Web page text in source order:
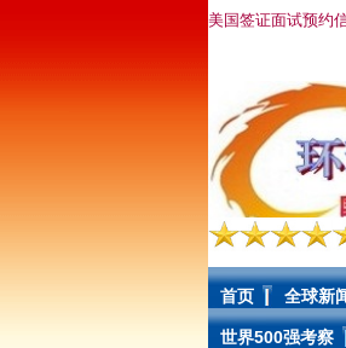
美国签证面试预约
首页 全球新
世界500强考察